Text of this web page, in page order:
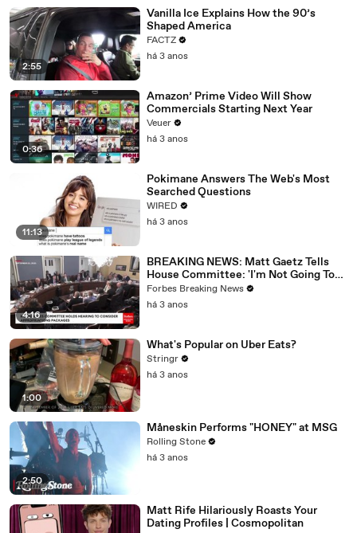
2:55
Vanilla Ice Explains How the 90’s
Shaped America
FACTZ
há 3 anos
0:36
Amazon’ Prime Video Will Show
Commercials Starting Next Year
Veuer
há 3 anos
11:13
Pokimane Answers The Web's Most
Searched Questions
WIRED
há 3 anos
4:16
BREAKING NEWS: Matt Gaetz Tells
House Committee: 'I'm Not Going To
Vote For A Continuing Resolution'
Forbes Breaking News
há 3 anos
1:00
What's Popular on Uber Eats?
Stringr
há 3 anos
2:50
Måneskin Performs "HONEY" at MSG
Rolling Stone
há 3 anos
Matt Rife Hilariously Roasts Your
Dating Profiles | Cosmopolitan